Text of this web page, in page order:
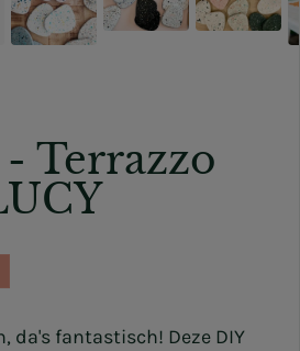
Terrazzo
da's fantastisch! Deze DIY